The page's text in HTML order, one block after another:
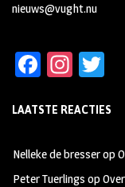
nieuws@vught.nu
Fa
b
oo
k
In
ag
m
tt
LAATSTE REACTIES
Nelleke de bresserop
Peter Tuerlings op